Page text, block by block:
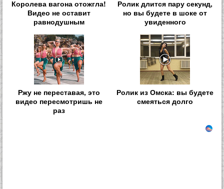
Королева вагона отожгла!
Видео не оставит
равнодушным
Ролик длится пару секунд,
но вы будете в шоке от
увиденного
Ржу не переставая, это
видео пересмотришь не
раз
Ролик из Омска: вы будете
смеяться долго